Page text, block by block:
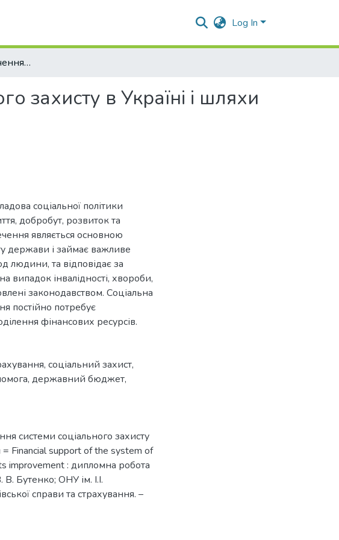
Log In
Фінансове забезпечення системи соціального захисту в Україні і шляхи його вдосконалення
захисту в Україні і шляхи
соціальної політики
добробут, розвиток та
являється основною
держави і займає важливе
людини, та відповідає за
випадок інвалідності, хвороби,
законодавством. Соціальна
постійно потребує
фінансових ресурсів.
, соціальний захист,
, державний бюджет,
системи соціального захисту
Financial support of the system of
improvement : дипломна робота
Бутенко; ОНУ ім. І.І.
справи та страхування. –